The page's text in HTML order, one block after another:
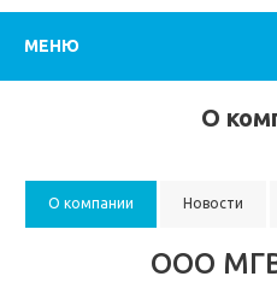
МЕНЮ
О
О компании Новости
ООО